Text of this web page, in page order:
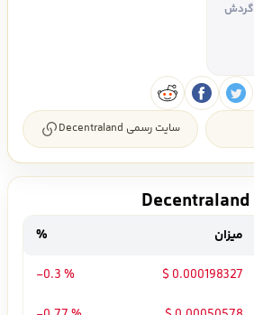
سایت رسمی Decentraland
میزان
%
0.000198327 $
-0.3 %